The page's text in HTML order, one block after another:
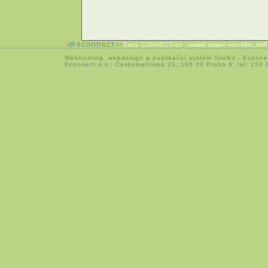
Easy CONNECTion - snadné spojení mezi lidmi,
Webhosting webdesign a publikační systém Toolkit -
Econnect,o.s.; Českomalínská 23; 160 00 Praha 6; tel: 224